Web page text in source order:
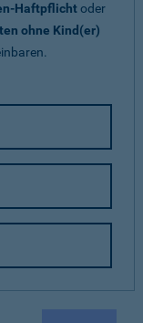
Haftpflichtoder
ohne Kind(er)